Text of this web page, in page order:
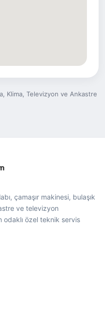
Klima, Televizyon ve Ankastre
çamaşır makinesi, bulaşık
ve televizyon
odaklı özel teknik servis